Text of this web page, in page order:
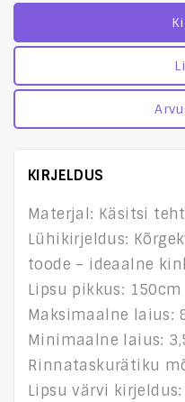
KIRJELDUS
Materjal: Käsitsi
Lühikirjeldus:
toode – ideaalne
Lipsu pikkus: 150cm
Maksimaalne laius:
Minimaalne laius:
Rinnataskurätiku
Lipsu värvi